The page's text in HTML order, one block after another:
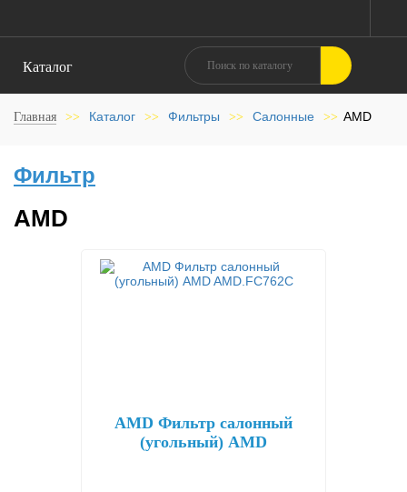
Каталог
Главная >> Каталог >> Фильтры >> Салонные >> AMD
Фильтр
AMD
AMD Фильтр салонный
(угольный) AMD